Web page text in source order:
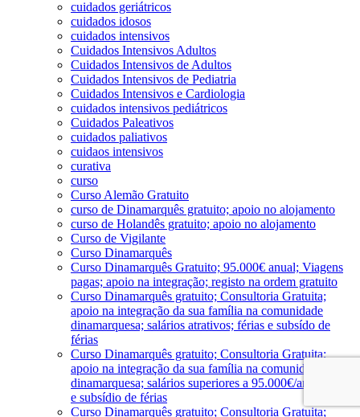
cuidados geriátricos
cuidados idosos
cuidados intensivos
Cuidados Intensivos Adultos
Cuidados Intensivos de Adultos
Cuidados Intensivos de Pediatria
Cuidados Intensivos e Cardiologia
cuidados intensivos pediátricos
Cuidados Paleativos
cuidados paliativos
cuidaos intensivos
curativa
curso
Curso Alemão Gratuito
curso de Dinamarquês gratuito; apoio no alojamento
curso de Holandês gratuito; apoio no alojamento
Curso de Vigilante
Curso Dinamarquês
Curso Dinamarquês Gratuito; 95.000€ anual; Viagens
pagas; apoio na integração; registo na ordem gratuito
Curso Dinamarquês gratuito; Consultoria Gratuita;
apoio na integração da sua família na comunidade
dinamarquesa; salários atrativos; férias e subsído de
férias
Curso Dinamarquês gratuito; Consultoria Gratuita;
apoio na integração da sua família na comunidade
dinamarquesa; salários superiores a 95.000€/ano; férias
e subsídio de férias
Curso Dinamarquês gratuito; Consultoria Gratuita;